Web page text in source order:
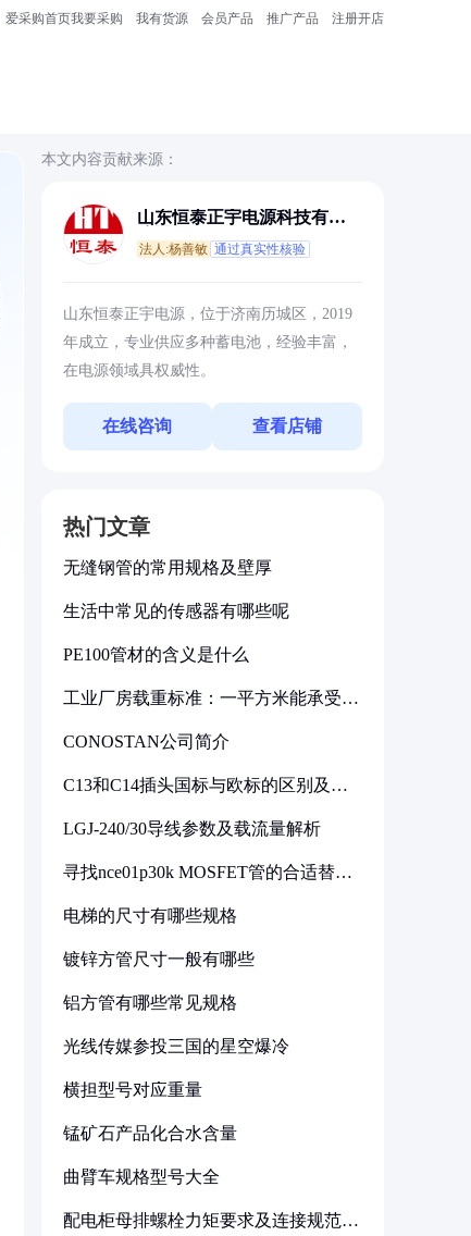
爱采购首页我要采购 我有货源 会员产品 推广产品 注册开店
本文内容贡献来源：
山东恒泰正宇电源科技有限
法人:杨善敏 通过真实性核验
山东恒泰正宇电源，位于济南历城区，2019
年成立，专业供应多种蓄电池，经验丰富，
在电源领域具权威性。
在线咨询 查看店铺
热门文章
无缝钢管的常用规格及壁厚
生活中常见的传感器有哪些呢
PE100管材的含义是什么
工业厂房载重标准：一平方米能承受多
CONOSTAN公司简介
C13和C14插头国标与欧标的区别及其
LGJ-240/30导线参数及载流量解析
寻找nce01p30k MOSFET管的合适替代
电梯的尺寸有哪些规格
镀锌方管尺寸一般有哪些
铝方管有哪些常见规格
光线传媒参投三国的星空爆冷
横担型号对应重量
锰矿石产品化合水含量
曲臂车规格型号大全
配电柜母排螺栓力矩要求及连接规范详